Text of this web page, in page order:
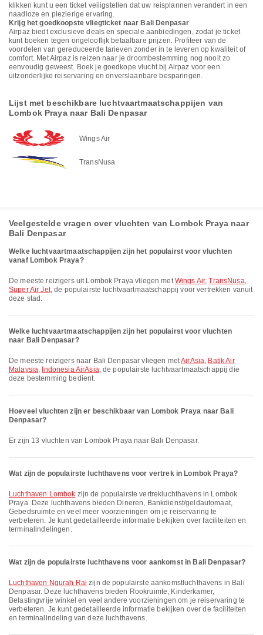
klikken kunt u een ticket veiligstellen dat uw reisplannen verandert in een
naadloze en plezierige ervaring.
Krijg het goedkoopste vliegticket naar Bali Denpasar
Airpaz biedt exclusieve deals en speciale aanbiedingen, zodat je ticket
kunt boeken tegen ongelooflijk betaalbare prijzen. Profiteer van de
voordelen van gereduceerde tarieven zonder in te leveren op kwaliteit of
comfort. Met Airpaz is reizen naar je droombestemming nog nooit zo
eenvoudig geweest. Boek je goedkope vlucht bij Airpaz voor een
uitzonderlijke reiservaring en onverslaanbare besparingen.
Lijst met beschikbare luchtvaartmaatschappijen van
Lombok Praya naar Bali Denpasar
Wings Air
TransNusa
Veelgestelde vragen over vluchten van Lombok Praya naar
Bali Denpasar
Welke luchtvaartmaatschappijen zijn het populairst voor vluchten
vanaf Lombok Praya?
De meeste reizigers uit Lombok Praya vliegen metWings Air,TransNusa,
Super Air Jet, de populairste luchtvaartmaatschappij voor vertrekken vanuit
deze stad.
Welke luchtvaartmaatschappijen zijn het populairst voor vluchten
naar Bali Denpasar?
De meeste reizigers naar Bali Denpasar vliegen metAirAsia, Batik Air
Malaysia, Indonesia AirAsia, de populairste luchtvaartmaatschappij die
deze bestemming bedient.
Hoeveel vluchten zijn er beschikbaar van Lombok Praya naar Bali
Denpasar?
Er zijn 13 vluchten van Lombok Praya naar Bali Denpasar.
Wat zijn de populairste luchthavens voor vertrek in Lombok Praya?
Luchthaven Lombok zijn de populairste vertrek­lucht­havens in Lombok
Praya. Deze luchthavens bieden Dineren, Bankdienst/geldautomaat,
Gebedsruimte en veel meer voorzieningen om je reiservaring te
verbeteren. Je kunt gedetailleerde informatie bekijken over faciliteiten en
terminalindelingen.
Wat zijn de populairste luchthavens voor aankomst in Bali Denpasar?
Luchthaven Ngurah Rai zijn de populairste aankomstluchthavens in Bali
Denpasar. Deze luchthavens bieden Rookruimte, Kinderkamer,
Belastingvrije winkel en veel andere voorzieningen om je reiservaring te
verbeteren. Je kunt gedetailleerde informatie bekijken over de faciliteiten
en terminalindeling van deze luchthavens.